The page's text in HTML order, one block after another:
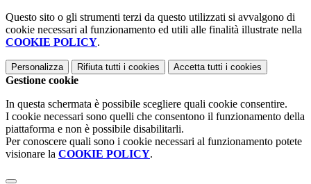
Questo sito o gli strumenti terzi da questo utilizzati si avvalgono di
cookie necessari al funzionamento ed utili alle finalità illustrate nella
COOKIE POLICY.
Personalizza Rifiuta tutti i cookies Accetta tutti i cookies
Gestione cookie
In questa schermata è possibile scegliere quali cookie consentire.
I cookie necessari sono quelli che consentono il funzionamento della
piattaforma e non è possibile disabilitarli.
Per conoscere quali sono i cookie necessari al funzionamento potete
visionare la COOKIE POLICY.